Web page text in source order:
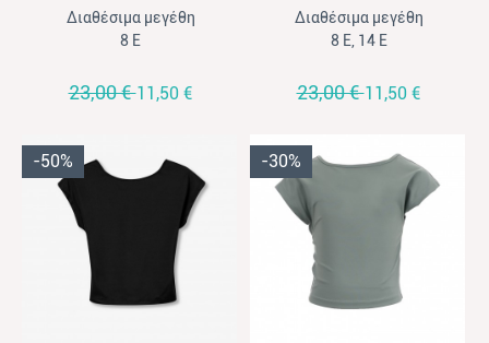
κορίτσια Tiffossi εκρού
Διαθέσιμα μεγέθη
8 Ε
23,00 €11,50 €
κορίτσια Tiffossi μαύρο
Διαθέσιμα μεγέθη
8 Ε, 14 Ε
23,00 €11,50 €
-50% -30%